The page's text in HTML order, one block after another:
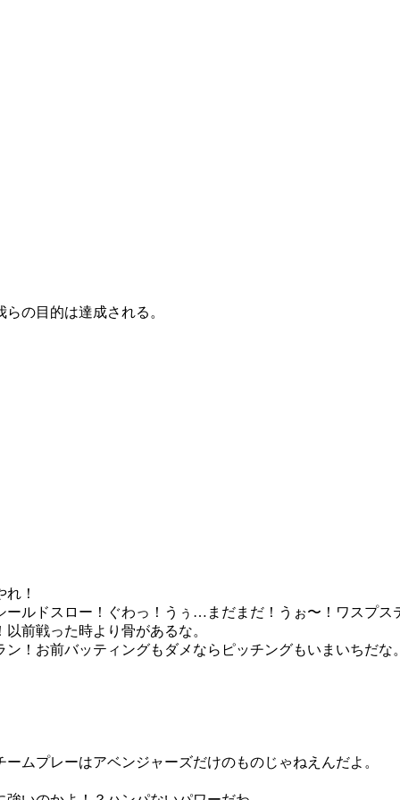
の目的は達成される。
！
ルドスロー！ぐわっ！うぅ…まだまだ！うぉ〜！ワスプス
前戦った時より骨があるな。
！お前バッティングもダメならピッチングもいまいちだな。
ムプレーはアベンジャーズだけのものじゃねえんだよ。